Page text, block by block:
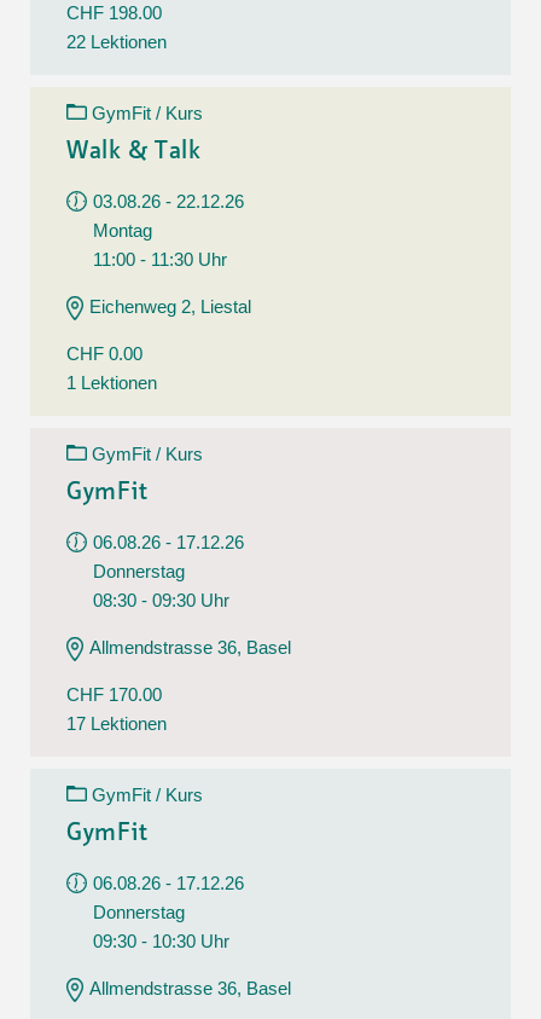
CHF 198.00
22 Lektionen
GymFit / Kurs
Walk & Talk
03.08.26 - 22.12.26
Montag
11:00 - 11:30 Uhr
Eichenweg 2, Liestal
CHF 0.00
1 Lektionen
GymFit / Kurs
GymFit
06.08.26 - 17.12.26
Donnerstag
08:30 - 09:30 Uhr
Allmendstrasse 36, Basel
CHF 170.00
17 Lektionen
GymFit / Kurs
GymFit
06.08.26 - 17.12.26
Donnerstag
09:30 - 10:30 Uhr
Allmendstrasse 36, Basel